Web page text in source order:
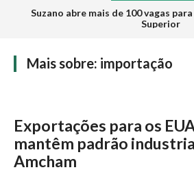
Suzano abre mais de 100 vagas
Superior
Mais sobre: importação
Exportações para os
mantêm padrão
Amcham